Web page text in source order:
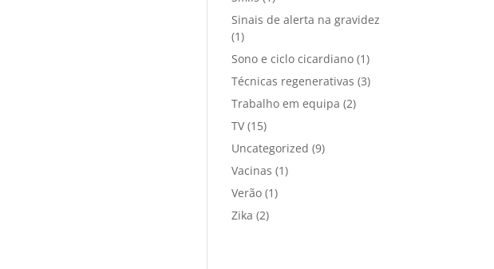
Sinais de alerta na gravidez
(1)
Sono e ciclo cicardiano (1)
Técnicas regenerativas (3)
Trabalho em equipa (2)
TV(15)
Uncategorized (9)
Vacinas (1)
Verão (1)
Zika (2)